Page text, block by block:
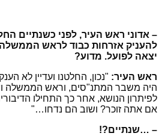
– אדוני ראש העיר, לפני כשנתיים
להעניק אזרחות כבוד לראש
יצאה לפועל. מדוע?
ראש העיר: "נכון, החלטנו ועדיין לא
היה משבר המתנ"סים, וראש הממשלה
לפיתרון הנושא, אחר כך התחילו
אם אתה זוכר? ושוב הם נדחו…"
– …שנתיים?!